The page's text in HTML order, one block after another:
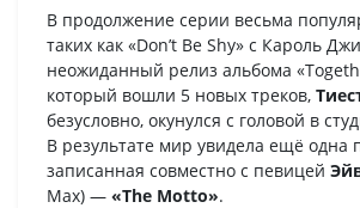
В продолжение серии весьма
таких как «Don’t Be Shy» с Кароль
неожиданный релиз альбома
который вошли 5 новых треков,
безусловно, окунулся с головой в
В результате мир увидела ещё одна
записанная совместно с певицей
Max) — «The Motto».